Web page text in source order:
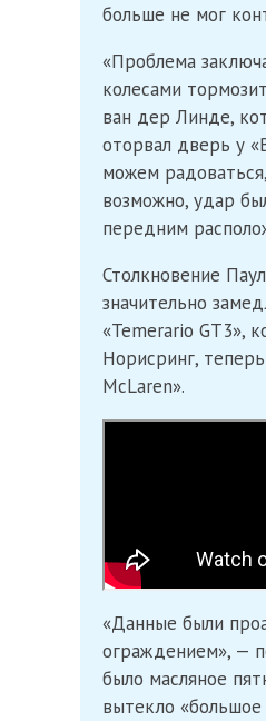
больше не мог
«Проблема
колесами
ван дер Линде,
оторвал дверь у
можем
возможно, удар
передним
Столкновение
значительно
«Temerario GT3»,
Норисринг,
McLaren».
«Данные были
ограждением», —
было масляное
вытекло «большое